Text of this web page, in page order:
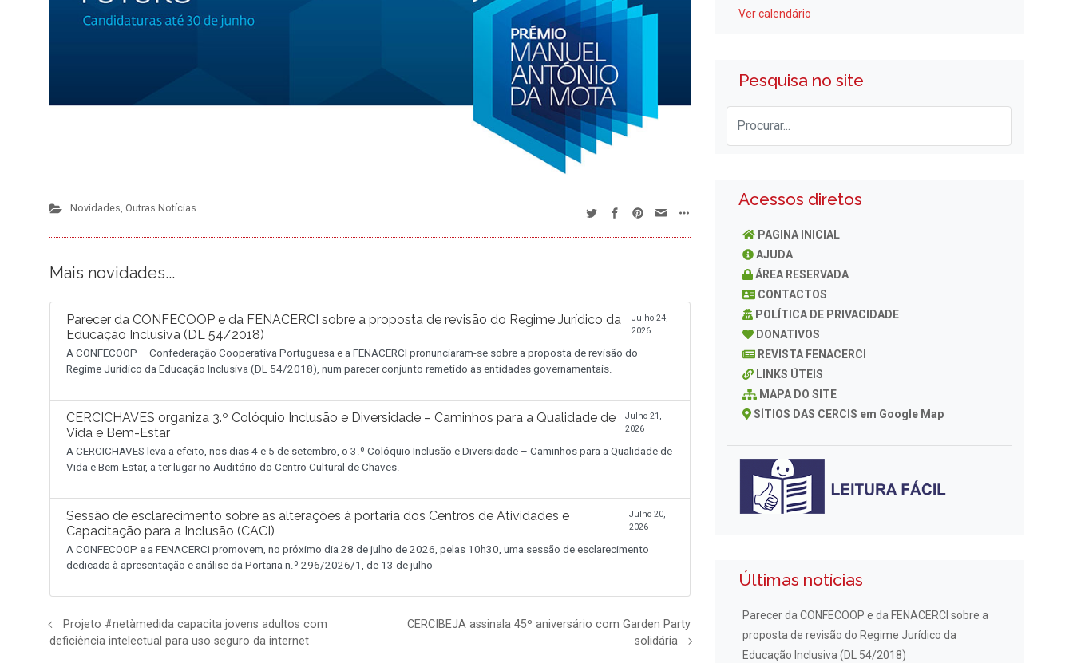
Novidades, Outras Notícias
Mais novidades...
Parecer da CONFECOOP e da FENACERCI sobre a proposta de revisão do Regime Jurídico da
Educação Inclusiva (DL 54/2018)
Julho 24,
2026
A CONFECOOP – Confederação Cooperativa Portuguesa e a FENACERCI pronunciaram-se sobre a proposta de revisão do
Regime Jurídico da Educação Inclusiva (DL 54/2018), num parecer conjunto remetido às entidades governamentais.
CERCICHAVES organiza 3.º Colóquio Inclusão e Diversidade – Caminhos para a Qualidade de
Vida e Bem-Estar
Julho 21,
2026
A CERCICHAVES leva a efeito, nos dias 4 e 5 de setembro, o 3.º Colóquio Inclusão e Diversidade – Caminhos para a Qualidade de
Vida e Bem-Estar, a ter lugar no Auditório do Centro Cultural de Chaves.
Sessão de esclarecimento sobre as alterações à portaria dos Centros de Atividades e
Capacitação para a Inclusão (CACI)
Julho 20,
2026
A CONFECOOP e a FENACERCI promovem, no próximo dia 28 de julho de 2026, pelas 10h30, uma sessão de esclarecimento
dedicada à apresentação e análise da Portaria n.º 296/2026/1, de 13 de julho
Projeto #netàmedida capacita jovens adultos com
deficiência intelectual para uso seguro da internet
CERCIBEJA assinala 45º aniversário com Garden Party
solidária
Ver calendário
Pesquisa no site
Acessos diretos
PAGINA INICIAL
AJUDA
ÁREA RESERVADA
CONTACTOS
POLÍTICA DE PRIVACIDADE
DONATIVOS
REVISTA FENACERCI
LINKS ÚTEIS
MAPA DO SITE
SÍTIOS DAS CERCIS em Google Map
Últimas notícias
Parecer da CONFECOOP e da FENACERCI sobre a
proposta de revisão do Regime Jurídico da
Educação Inclusiva (DL 54/2018)